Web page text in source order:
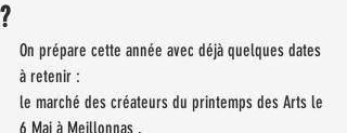
?
On prépare cette année avec déjà quelques dates
à retenir :
le marché des créateurs du printemps des Arts le
6 Mai à Meillonnas ,